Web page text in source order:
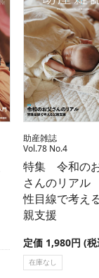
助産雑誌
Vol.78 No.4
特集 令和の
さんのリア
性目線で考え
親支援
定価 1,980円 (
在庫なし